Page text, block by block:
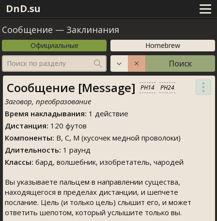
DnD.su
Сообщение — Заклинания
Официальные
Homebrew
Поиск по разделу
Поиск
Сообщение [Message] PH14 PH24
Заговор, преобразование
Время накладывания: 1 действие
Дистанция: 120 футов
Компоненты: В, С, М (кусочек медной проволоки)
Длительность: 1 раунд
Классы: бард, волшебник, изобретатель, чародей
Вы указываете пальцем в направлении существа,
находящегося в пределах дистанции, и шепчете
послание. Цель (и только цель) слышит его, и может
ответить шепотом, который услышите только вы.